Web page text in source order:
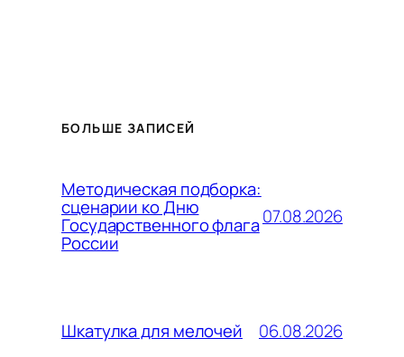
БОЛЬШЕ ЗАПИСЕЙ
Методическая подборка:
сценарии ко Дню
Государственного флага
России
07.08.2026
Шкатулка для мелочей 06.08.2026